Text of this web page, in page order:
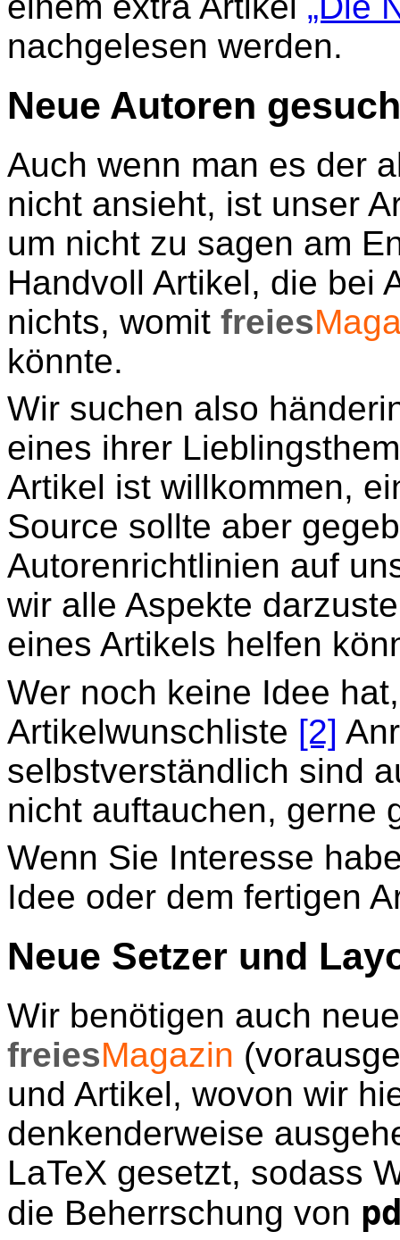
nachgelesen werden.
Neue Autoren
Auch wenn man es der
nicht ansieht, ist unser
um nicht zu sagen am
Handvoll Artikel, die bei
nichts, womit freies
könnte.
Wir suchen also
eines ihrer
Artikel ist willkommen,
Source sollte aber
Autorenrichtlinien auf
wir alle Aspekte
eines Artikels helfen
Wer noch keine Idee
Artikelwunschliste [2]
selbstverständlich sind
nicht auftauchen, gerne
Wenn Sie Interesse
Idee oder dem fertigen
Neue Setzer und
Wir benötigen auch
freiesMagazin
und Artikel, wovon wir
denkenderweise
LaTeX gesetzt, sodass
die Beherrschung von